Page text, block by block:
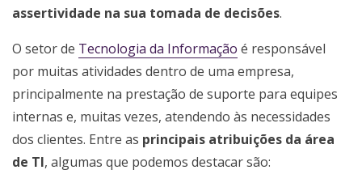
assertividade na sua tomada de decisões.
O setor de Tecnologia da Informação é responsável
por muitas atividades dentro de uma empresa,
principalmente na prestação de suporte para equipes
internas e, muitas vezes, atendendo às necessidades
dos clientes. Entre as principais atribuições da área
de TI, algumas que podemos destacar são: